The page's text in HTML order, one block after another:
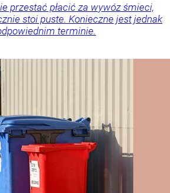
przestać płacić za wywóz śmieci,
stoi puste. Konieczne jest jednak
terminie.